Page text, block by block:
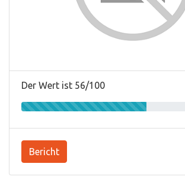
Der Wert ist 56/100
Bericht